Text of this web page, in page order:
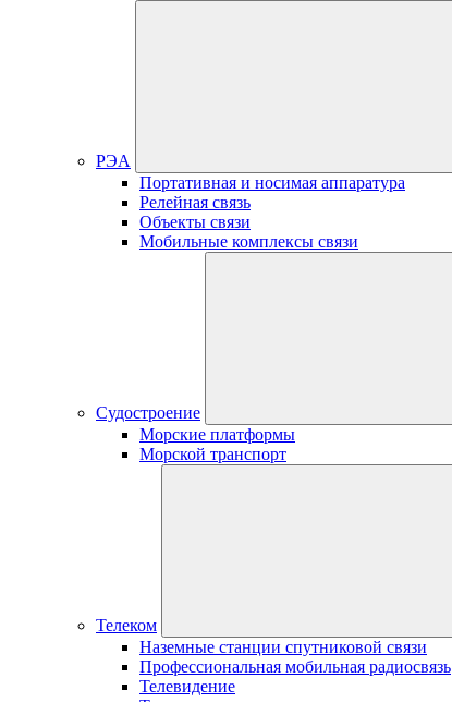
РЭА
Портативная и носимая аппаратура
Релейная связь
Объекты связи
Мобильные комплексы связи
Судостроение
Морские платформы
Морской транспорт
Телеком
Наземные станции спутниковой связи
Профессиональная мобильная радиосвязь
Телевидение